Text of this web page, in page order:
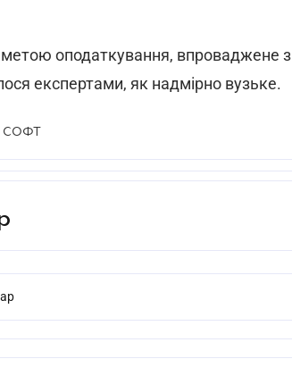
метою оподаткування, впроваджене
експертами, як надмірно вузьке.
СОФТ